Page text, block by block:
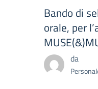
Bando di
orale, per
da